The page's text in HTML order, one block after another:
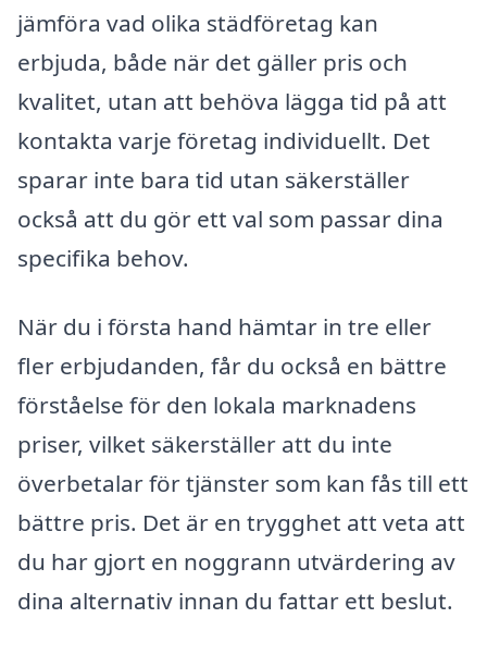
jämföra vad olika städföretag kan
erbjuda, både när det gäller pris och
kvalitet, utan att behöva lägga tid på att
kontakta varje företag individuellt. Det
sparar inte bara tid utan säkerställer
också att du gör ett val som passar dina
specifika behov.
När du i första hand hämtar in tre eller
fler erbjudanden, får du också en bättre
förståelse för den lokala marknadens
priser, vilket säkerställer att du inte
överbetalar för tjänster som kan fås till ett
bättre pris. Det är en trygghet att veta att
du har gjort en noggrann utvärdering av
dina alternativ innan du fattar ett beslut.